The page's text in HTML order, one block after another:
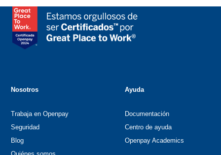
Nosotros
Trabaja en Openpay
Seguridad
Blog
Ayuda
Documentación
Centro de ayuda
Openpay Academics